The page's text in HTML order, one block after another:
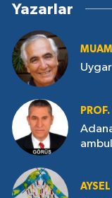
Yazarlar